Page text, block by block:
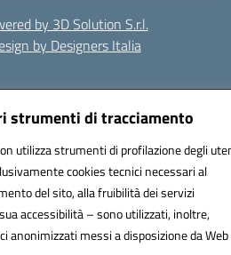
strumenti di tracciamento
utilizza strumenti di profilazione degli
cookies tecnici necessari al
del sito, alla fruibilità dei servizi
accessibilità – sono utilizzati, inoltre,
messi a disposizione da Web
by 3D Solution S.r.l.
by Designers Italia